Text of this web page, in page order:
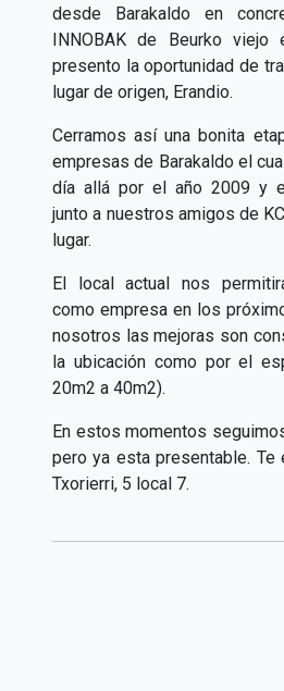
desde Barakaldo en
INNOBAK de Beurko
presento la oportunidad de
lugar de origen, Erandio.
Cerramos así una bonita
empresas de Barakaldo el
día allá por el año 2009 y
junto a nuestros amigos de
lugar.
El local actual nos
como empresa en los
nosotros las mejoras son
la ubicación como por el
20m2 a 40m2).
En estos momentos
pero ya esta presentable. Te
Txorierri, 5 local 7.